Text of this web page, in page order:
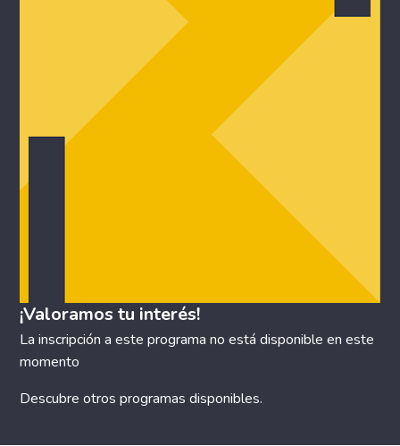
¡Valoramos tu interés!
La inscripción a este programa no está disponible en este
momento
Descubre otrosprogramas disponibles.